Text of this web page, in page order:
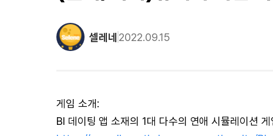
셀레네 2022.09.15
게임 소개:
Bl 데이팅 앱 소재의 1대 다수의 연애 시뮬레이션 게